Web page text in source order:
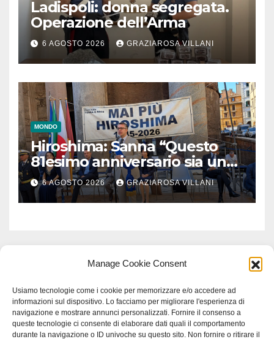
Manage Cookie Consent
Usiamo tecnologie come i cookie per memorizzare e/o accedere ad
informazioni sul dispositivo. Lo facciamo per migliorare l'esperienza di
navigazione e mostrare annunci personalizzati. Fornire il consenso a
queste tecnologie ci consente di elaborare dati quali il comportamento
durante la navigazione o ID univoche su questo sito. Non fornire o ritirare il
Ladispoli: donna segregata.
Operazione dell’Arma
6 AGOSTO 2026 GRAZIAROSA VILLANI
MONDO
Hiroshima: Sanna “Questo
81esimo anniversario sia un
monito per tutti”
6 AGOSTO 2026 GRAZIAROSA VILLANI